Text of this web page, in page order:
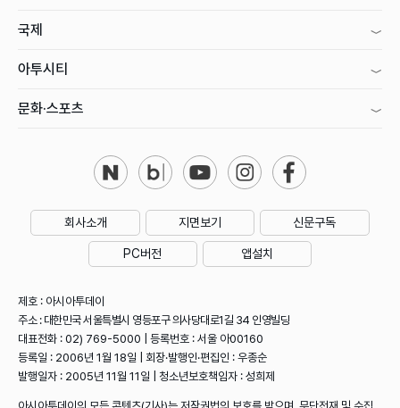
국제
아투시티
문화·스포츠
회사소개 지면보기 신문구독
PC버전 앱설치
제호 : 아시아투데이
주소 : 대한민국 서울특별시 영등포구 의사당대로1길 34 인영빌딩
대표전화 : 02) 769-5000 | 등록번호 : 서울 아00160
등록일 : 2006년 1월 18일 | 회장·발행인·편집인 : 우종순
발행일자 : 2005년 11월 11일 | 청소년보호책임자 : 성희제